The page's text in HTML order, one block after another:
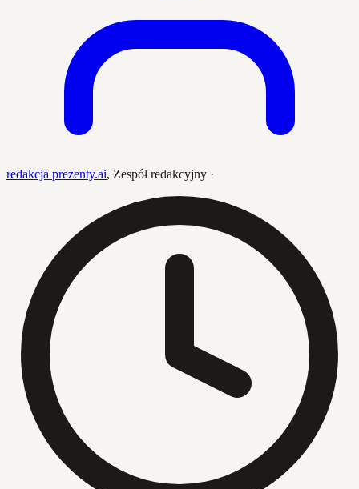
redakcja prezenty.ai, Zespół redakcyjny ·